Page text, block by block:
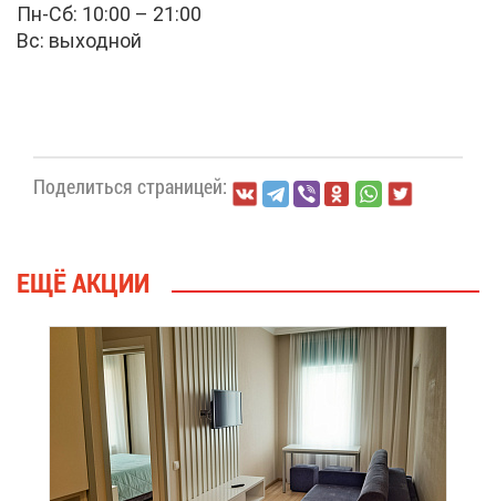
Пн-Сб: 10:00 – 21:00
Вс: вы­ход­ной
По­де­лить­ся стра­ни­цей:
ЕЩЁ АК­ЦИИ